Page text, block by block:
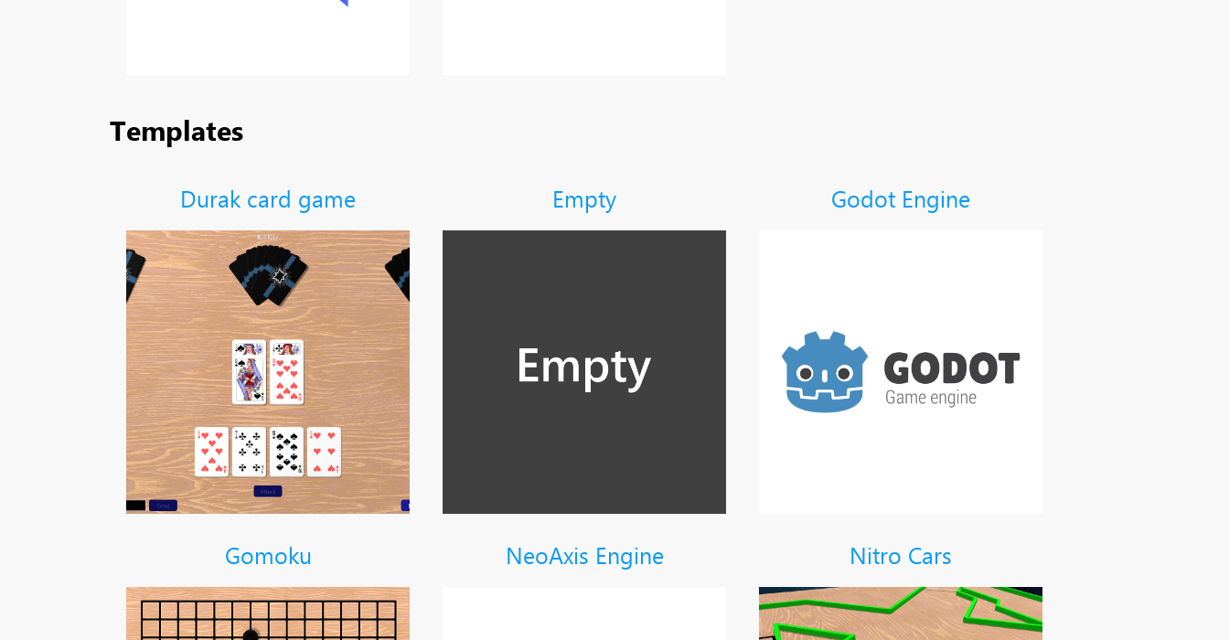
Templates
Durak card game Empty Godot Engine
Gomoku NeoAxis Engine Nitro Cars